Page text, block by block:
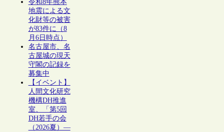
令和8年熊本
地震による文
化財等の被害
が83件に（8
月6日時点）
名古屋市、名
古屋城の現天
守閣の記録を
募集中
【イベント】
人間文化研究
機構DH推進
室、「第5回
DH若手の会
（2026夏）―